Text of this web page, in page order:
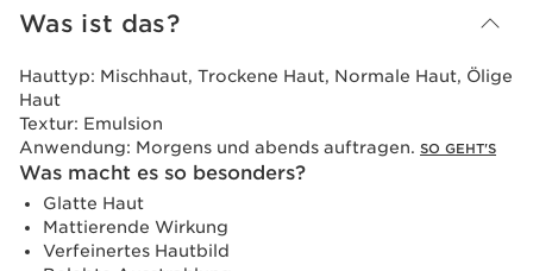
Was ist das?
Hauttyp: Mischhaut, Trockene Haut, Normale Haut, Ölige
Haut
Textur: Emulsion
Anwendung: Morgens und abends auftragen. SO GEHT'S
Was macht es so besonders?
Glatte Haut
Mattierende Wirkung
Verfeinertes Hautbild